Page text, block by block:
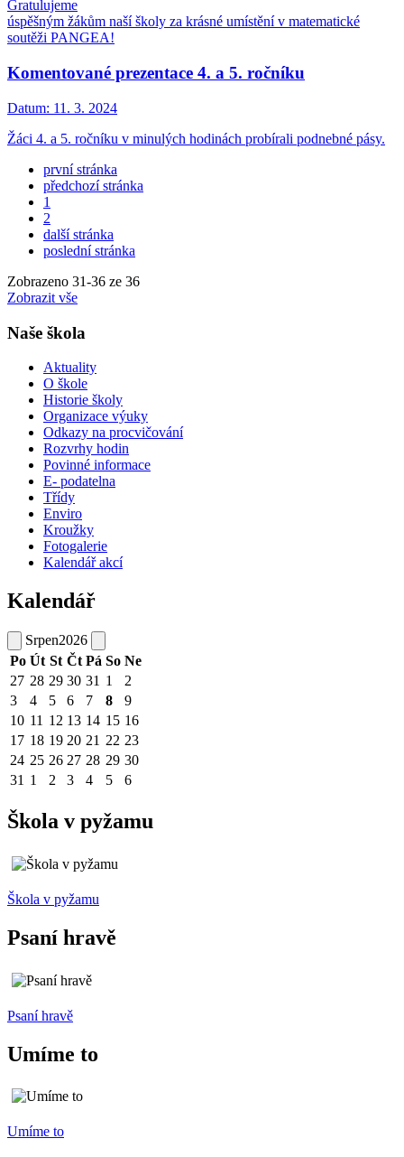
Gratulujeme
úspěšným žákům naší školy za krásné umístění v matematické
soutěži PANGEA!
Komentované prezentace 4. a 5. ročníku
Datum: 11. 3. 2024
Žáci 4. a 5. ročníku v minulých hodinách probírali podnebné pásy.
první stránka
předchozí stránka
1
2
další stránka
poslední stránka
Zobrazeno 31-36 ze 36
Zobrazit vše
Naše škola
Aktuality
O škole
Historie školy
Organizace výuky
Odkazy na procvičování
Rozvrhy hodin
Povinné informace
E- podatelna
Třídy
Enviro
Kroužky
Fotogalerie
Kalendář akcí
Kalendář
Srpen2026
Po Út St Čt Pá So Ne
27 28 29 30 31 1
2
3
4 5 6 7 8
9
10 11 12 13 14 15 16
17 18 19 20 21 22 23
24 25 26 27 28 29 30
31 1 2 3 4 5 6
Škola v pyžamu
Škola v pyžamu
Psaní hravě
Psaní hravě
Umíme to
Umíme to